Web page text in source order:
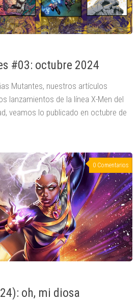
#03: octubre 2024
Mutantes, nuestros artículos
lanzamientos de la línea X-Men del
veamos lo publicado en octubre de
0 Comentarios
oh, mi diosa